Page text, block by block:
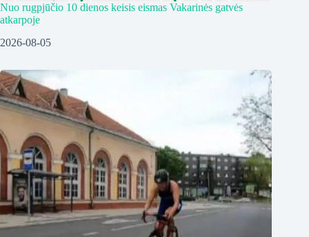
Nuo rugpjūčio 10 dienos keisis eismas Vakarinės gatvės
atkarpoje
2026-08-05